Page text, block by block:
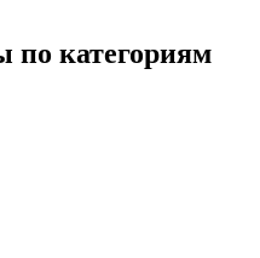
категориям